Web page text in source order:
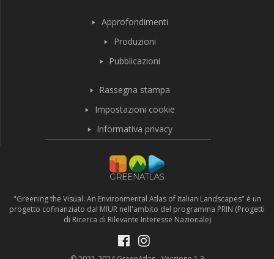
Approfondimenti
Produzioni
Pubblicazioni
Rassegna stampa
Impostazioni cookie
Informativa privacy
"Greening the Visual: An Environmental Atlas of Italian Landscapes" è un
progetto cofinanziato dal MIUR nell'ambito del programma PRIN (Progetti
di Ricerca di Rilevante Interesse Nazionale)